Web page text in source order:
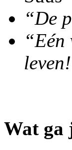
“De
“Eén
Wat ga